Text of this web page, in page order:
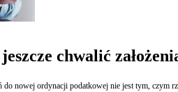
chwalić
przepisów i nie można na obecnym etapie ocenić jak uregulowane zostaną